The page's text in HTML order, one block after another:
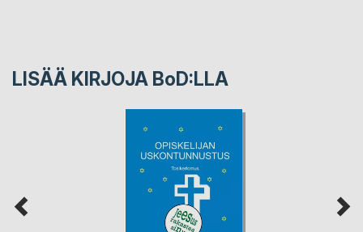
LISÄÄ KIRJOJA BoD:LLA